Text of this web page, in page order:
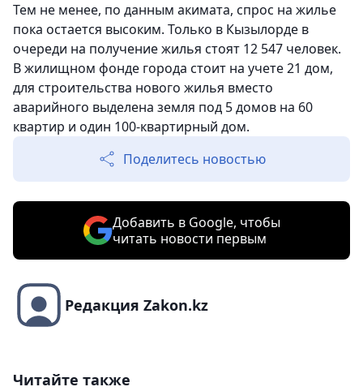
Тем не менее, по данным акимата, спрос на жилье
пока остается высоким. Только в Кызылорде в
очереди на получение жилья стоят 12 547 человек.
В жилищном фонде города стоит на учете 21 дом,
для строительства нового жилья вместо
аварийного выделена земля под 5 домов на 60
квартир и один 100-квартирный дом.
Поделитесь новостью
Добавить в Google, чтобы
читать новости первым
Редакция Zakon.kz
Читайте также